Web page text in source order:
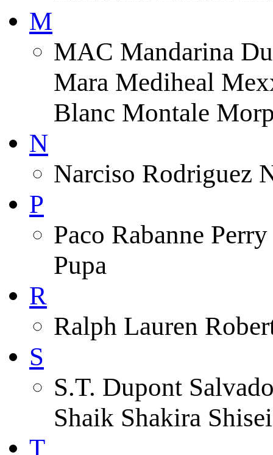
M
MAC Mandarina
Mara Mediheal
Blanc Montale
N
Narciso Rodriguez
P
Paco Rabanne
Pupa
R
Ralph Lauren
S
S.T. Dupont
Shaik Shakira
T